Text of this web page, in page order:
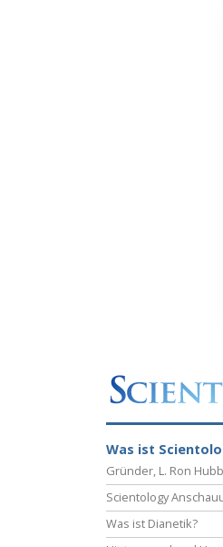
Was ist
Gründer, L. Ron
Scientology
Was ist Dianetik?